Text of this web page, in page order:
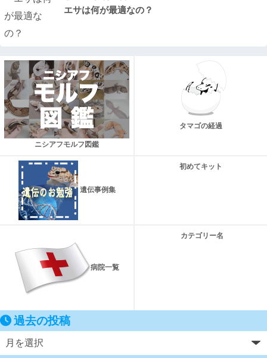
エサは何が最適なの？
ニシアフモルフ図鑑
タマゴの経過
遺伝事例集
初めてキット
病院一覧
カテゴリー名
過去の投稿